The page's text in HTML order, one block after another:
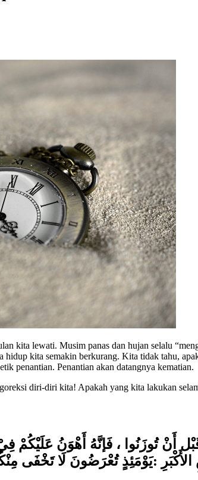
kita lewati. Musim panas dan hujan selalu
kita semakin berkurang. Kita tidak tahu,
penantian. Penantian akan datangnya kematian.
diri-diri kita! Apakah yang kita lakukan
أَنْ تُوزَنُوا ، فَإنَّهُ أَهْوَنُ عَلَيْكُمْ
:يَوْمَئِذٍ تُعْرَضُونَ لَا تَخْفَى